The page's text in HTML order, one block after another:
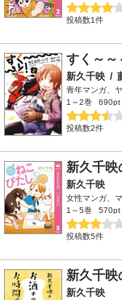
投稿数1件
すく～～
新久千映 /
青年マンガ、
1～2巻
690pt
投稿数2件
新久千映
新久千映
女性マンガ、
1～5巻
570pt
投稿数5件
新久千映
新久千映